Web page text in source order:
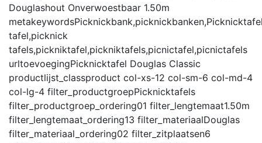
Douglashout Onverwoestbaar 1.50m
metakeywords
tafel,picknick
tafels,pickniktafel,pickniktafels,picnictafel,picnictafels
urltoevoegingPicknicktafel Douglas Classic
productlijst_classproduct col-xs-12 col-sm-6 col-md-4
col-lg-4 filter_productgroepPicknicktafels
filter_productgroep_ordering01 filter_lengtemaat1.50m
filter_lengtemaat_ordering13 filter_materiaalDouglas
filter_materiaal_ordering02 filter_zitplaatsen6